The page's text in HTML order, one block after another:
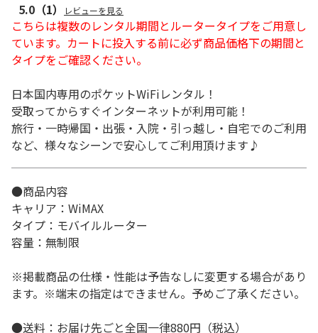
5.0 （1） レビューを見る
こちらは複数のレンタル期間とルータータイプをご用意し
ています。カートに投入する前に必ず商品価格下の期間と
タイプをご確認ください。
日本国内専用のポケットWiFiレンタル！
受取ってからすぐインターネットが利用可能！
旅行・一時帰国・出張・入院・引っ越し・自宅でのご利用
など、様々なシーンで安心してご利用頂けます♪
●商品内容
キャリア：WiMAX
タイプ：モバイルルーター
容量：無制限
※掲載商品の仕様・性能は予告なしに変更する場合があり
ます。※端末の指定はできません。予めご了承ください。
●送料：お届け先ごと全国一律880円（税込）